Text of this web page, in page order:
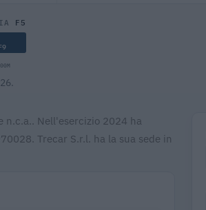
F5
n.c.a.. Nell'esercizio 2024 ha
Trecar S.r.l. ha la sua sede in